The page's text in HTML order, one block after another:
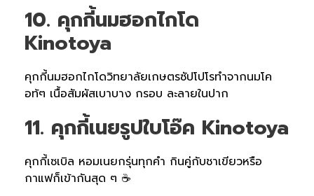
10. คุกกี้นมฮอกไกโด
Kinotoya
คุกกี้นมฮอกไกโดวิทยาลัยเกษตรซัปโปโรทำจากนมโค
อท้ๆ เนื้อสัมผัสเบาบาง กรอบ ละลายในปาก
11. คุกกี้เนยรูปใบโอ๊ค Kinotoya
คุกกี้เซเบิล หอมเนยกรุ่นทุกคำ กินคู่กับชาเขียวหรือ
กาแฟก็เข้ากันสุด ๆ ☕